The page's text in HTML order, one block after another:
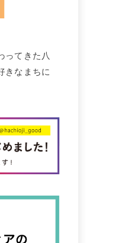
ってきた八
きなまちに